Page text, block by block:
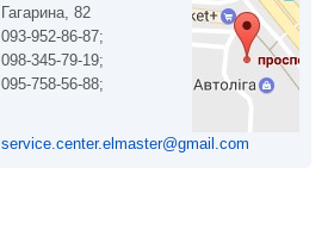
Гагарина, 82
093-952-86-87;
098-345-79-19;
095-758-56-88;
service.center.elmaster@gmail.com